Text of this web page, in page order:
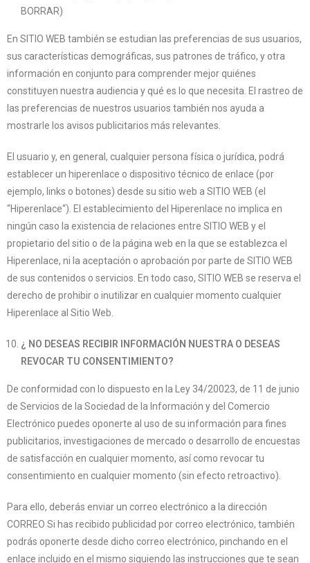
BORRAR)
En SITIO WEB también se estudian las preferencias de sus usuarios,
sus características demográficas, sus patrones de tráfico, y otra
información en conjunto para comprender mejor quiénes
constituyen nuestra audiencia y qué es lo que necesita. El rastreo de
las preferencias de nuestros usuarios también nos ayuda a
mostrarle los avisos publicitarios más relevantes.
El usuario y, en general, cualquier persona física o jurídica, podrá
establecer un hiperenlace o dispositivo técnico de enlace (por
ejemplo, links o botones) desde su sitio web a SITIO WEB (el
“Hiperenlace“). El establecimiento del Hiperenlace no implica en
ningún caso la existencia de relaciones entre SITIO WEB y el
propietario del sitio o de la página web en la que se establezca el
Hiperenlace, ni la aceptación o aprobación por parte de SITIO WEB
de sus contenidos o servicios. En todo caso, SITIO WEB se reserva el
derecho de prohibir o inutilizar en cualquier momento cualquier
Hiperenlace al Sitio Web.
¿ NO DESEAS RECIBIR INFORMACIÓN NUESTRA O DESEAS
REVOCAR TU CONSENTIMIENTO?
De conformidad con lo dispuesto en la Ley 34/20023, de 11 de junio
de Servicios de la Sociedad de la Información y del Comercio
Electrónico puedes oponerte al uso de su información para fines
publicitarios, investigaciones de mercado o desarrollo de encuestas
de satisfacción en cualquier momento, así como revocar tu
consentimiento en cualquier momento (sin efecto retroactivo).
Para ello, deberás enviar un correo electrónico a la dirección
CORREO Si has recibido publicidad por correo electrónico, también
podrás oponerte desde dicho correo electrónico, pinchando en el
enlace incluido en el mismo siguiendo las instrucciones que te sean